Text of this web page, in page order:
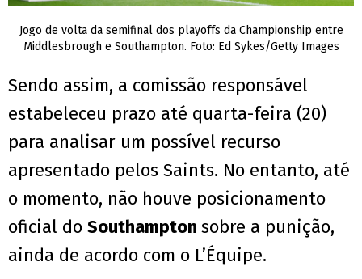
Jogo de volta da semifinal dos playoffs da Championship entre
Middlesbrough e Southampton. Foto: Ed Sykes/Getty Images
Sendo assim, a comissão responsável
estabeleceu prazo até quarta-feira (20)
para analisar um possível recurso
apresentado pelos Saints. No entanto, até
o momento, não houve posicionamento
oficial do Southampton sobre a punição,
ainda de acordo com o L’Équipe.